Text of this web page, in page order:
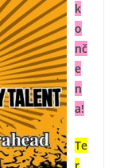
k
o
nč
e
n
a!
Te